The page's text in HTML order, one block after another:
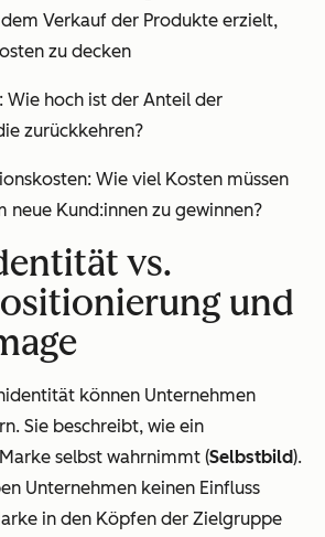
Verkauf der Produkte erzielt,
zu decken
Wie hoch ist der Anteil der
zurückkehren?
Wie viel Kosten müssen
neue Kund:innen zu gewinnen?
vs.
und
können Unternehmen
Sie beschreibt, wie ein
selbst wahrnimmt (Selbstbild).
Unternehmen keinen Einfluss
in den Köpfen der Zielgruppe